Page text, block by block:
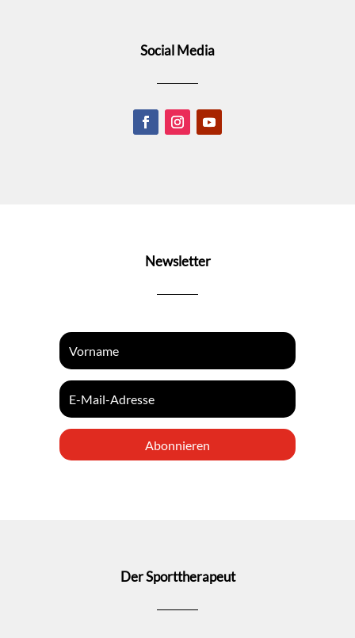
Social Media
Newsletter
Abonnieren
Der Sporttherapeut